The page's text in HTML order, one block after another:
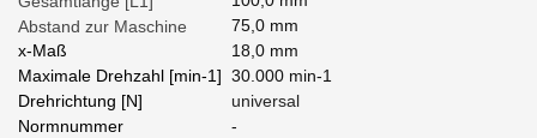
Abstand zur Maschine
75,0 mm
x-Maß
18,0 mm
Maximale Drehzahl [min-1] 30.000 min-1
Drehrichtung [N]
universal
Normnummer
-